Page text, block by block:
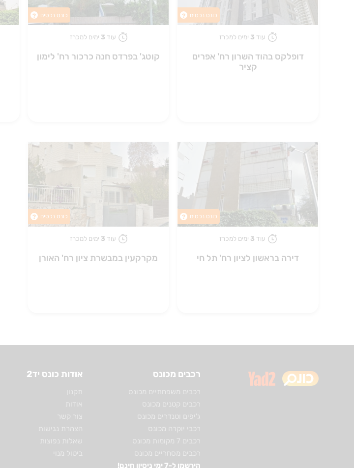
כונס נכסים ?
עוד 3 ימים למכרז
דופלקס בהוד השרון רח' אפרים
קציר
כונס נכסים ?
עוד 3 ימים למכרז
קוטג' בפרדס חנה כרכור רח' לימון
כונס נכסים ?
עוד 3 ימים למכרז
דירה בראשון לציון רח' תל חי
כונס נכסים ?
עוד 3 ימים למכרז
מקרקעין במבשרת ציון רח' האורן
רכבים מכונס
רכבים משפחתיים מכונס
רכבים קטנים מכונס
ג'יפים וטנדרים מכונס
רכבי יוקרה מכונס
רכבים 7 מקומות מכונס
רכבים מסחריים מכונס
הירשמו ל-7 ימי ניסיון חינם!
אודות כונס יד2
תקנון
אודות
צור קשר
הצהרת נגישות
שאלות נפוצות
ביטול מנוי